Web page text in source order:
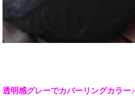
透明感グレーでカバーリングカラー♪